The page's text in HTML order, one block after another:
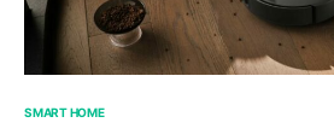
SMART HOME